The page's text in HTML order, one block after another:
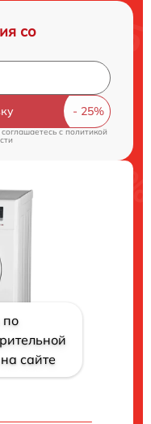
со
cполитикой
по
сайте